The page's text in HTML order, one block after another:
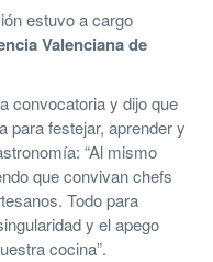
estuvo a cargo
Valenciana de
convocatoria y dijo que
para festejar, aprender y
“Al mismo
que convivan chefs
Todo para
y el apego
cocina”.